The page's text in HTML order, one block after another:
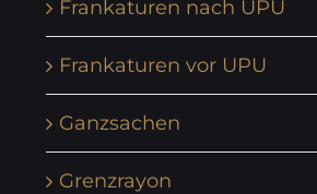
Frankaturen nach UPU
Frankaturen vor UPU
Ganzsachen
Grenzrayon